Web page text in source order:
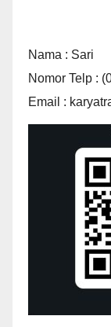
Nama : Sari
Nomor Telp :
Email :